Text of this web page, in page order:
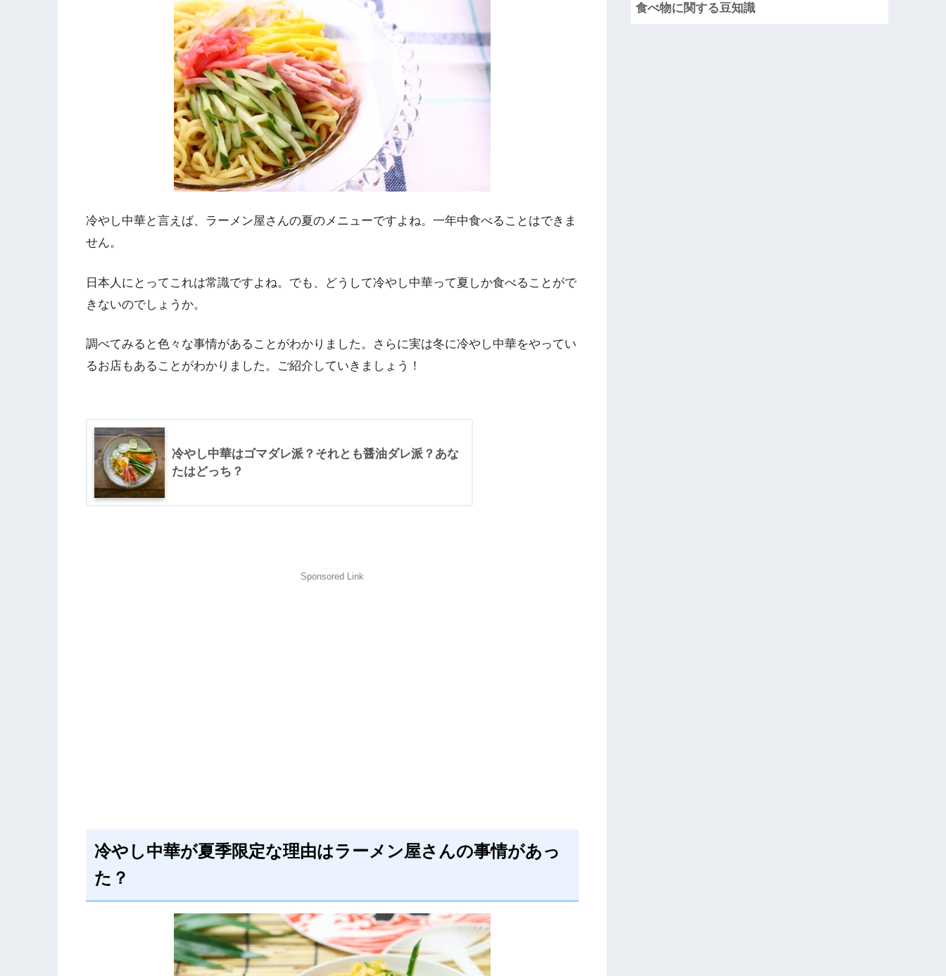
冷やし中華と言えば、ラーメン屋さんの夏のメニューですよね。一年中食べることはできま
せん。
日本人にとってこれは常識ですよね。でも、どうして冷やし中華って夏しか食べることがで
きないのでしょうか。
調べてみると色々な事情があることがわかりました。さらに実は冬に冷やし中華をやってい
るお店もあることがわかりました。ご紹介していきましょう！
冷やし中華はゴマダレ派？それとも醤油ダレ派？あな
たはどっち？
Sponsored Link
冷やし中華が夏季限定な理由はラーメン屋さんの事情があっ
た？
食べ物に関する豆知識